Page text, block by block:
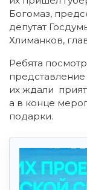
Богомаз,
депутат
Хлиманков,
Ребята
представление
их ждали
а в конце
подарки.